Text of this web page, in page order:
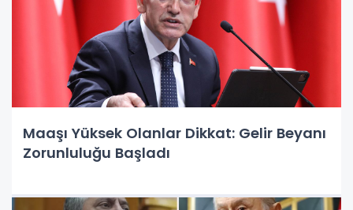
Maaşı Yüksek Olanlar Dikkat: Gelir Beyanı
Zorunluluğu Başladı